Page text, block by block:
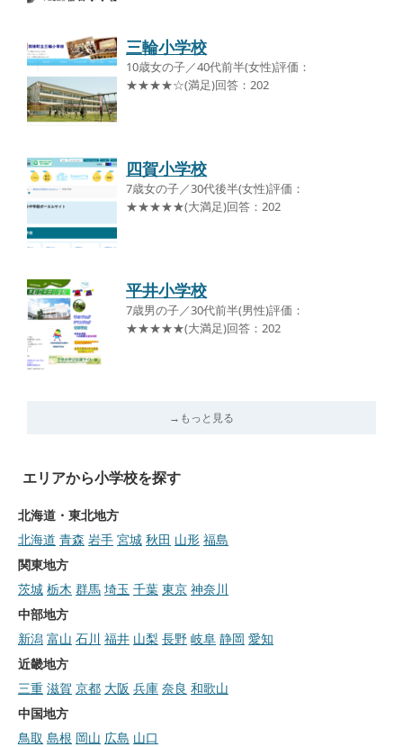
三輪小学校
10歳女の子／40代前半(女性)評価：
★★★★☆(満足)回答：202
四賀小学校
7歳女の子／30代後半(女性)評価：
★★★★★(大満足)回答：202
平井小学校
7歳男の子／30代前半(男性)評価：
★★★★★(大満足)回答：202
→もっと見る
エリアから小学校を探す
北海道・東北地方
北海道 青森 岩手 宮城 秋田 山形 福島
関東地方
茨城 栃木 群馬 埼玉 千葉 東京 神奈川
中部地方
新潟 富山 石川 福井 山梨 長野 岐阜 静岡 愛知
近畿地方
三重 滋賀 京都 大阪 兵庫 奈良 和歌山
中国地方
鳥取 島根 岡山 広島 山口